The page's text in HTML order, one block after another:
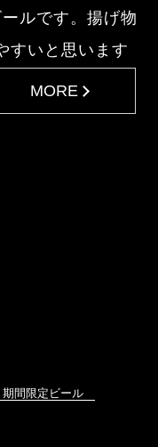
ルです。揚げ物
すいと思います
MORE
期間限定ビール